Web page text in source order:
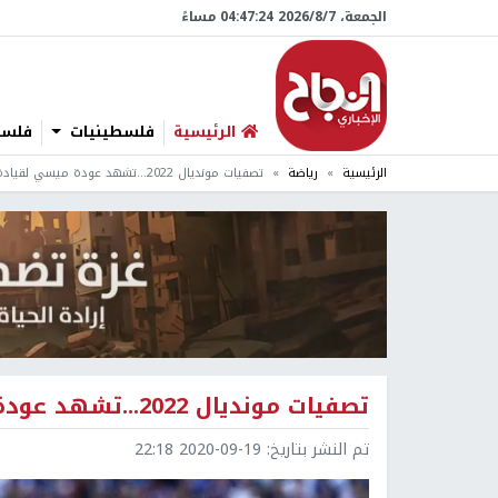
الجمعة، 7/‏8/‏2026 04:47:25 مساءً
الرئيسية فلسطينيات
الرئيسية رياضة تصفيات مونديال 2022...تشهد عودة ميسي لقيادة منتخب التانغو
تصفيات مونديال 2022...تشهد عودة ميسي لقيادة منتخب التانغو
تم النشر بتاريخ: 2020-09-19 22:18